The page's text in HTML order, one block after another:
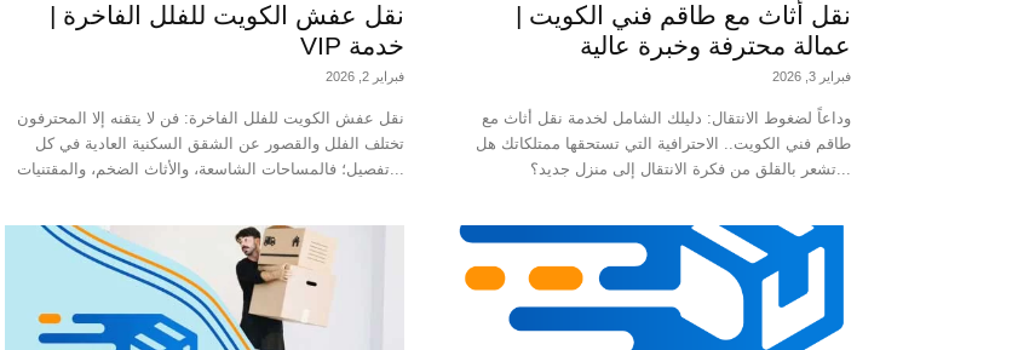
نقل أثاث مع طاقم فني الكويت |
عمالة محترفة وخبرة عالية
فبراير 3, 2026
وداعاً لضغوط الانتقال: دليلك الشامل لخدمة نقل أثاث مع
طاقم فني الكويت.. الاحترافية التي تستحقها ممتلكاتك هل
تشعر بالقلق من فكرة الانتقال إلى منزل جديد؟...
نقل عفش الكويت للفلل الفاخرة |
خدمة VIP
فبراير 2, 2026
نقل عفش الكويت للفلل الفاخرة: فن لا يتقنه إلا المحترفون
تختلف الفلل والقصور عن الشقق السكنية العادية في كل
تفصيل؛ فالمساحات الشاسعة، والأثاث الضخم، والمقتنيات...